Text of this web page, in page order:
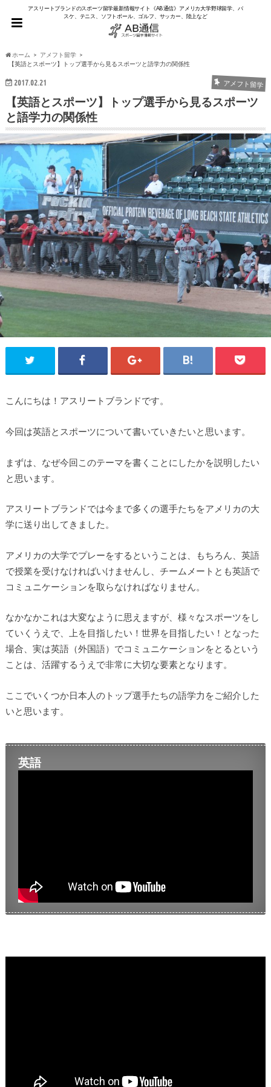
アスリートブランドのスポーツ留学最新情報サイト《AB通信》アメリカ大学野球留学、バ
スケ、テニス、ソフトボール、ゴルフ、サッカー、陸上など
ホーム
アメフト留学
【英語とスポーツ】トップ選手から見るスポーツと語学力の関係性
2017.02.21 アメフト留学
【英語とスポーツ】トップ選手から見るスポーツ
と語学力の関係性
こんにちは！アスリートブランドです。
今回は英語とスポーツについて書いていきたいと思います。
まずは、なぜ今回このテーマを書くことにしたかを説明したい
と思います。
アスリートブランドでは今まで多くの選手たちをアメリカの大
学に送り出してきました。
アメリカの大学でプレーをするということは、もちろん、英語
で授業を受けなければいけませんし、チームメートとも英語で
コミュニケーションを取らなければなりません。
なかなかこれは大変なように思えますが、様々なスポーツをし
ていくうえで、上を目指したい！世界を目指したい！となった
場合、実は英語（外国語）でコミュニケーションをとるという
ことは、活躍するうえで非常に大切な要素となります。
ここでいくつか日本人のトップ選手たちの語学力をご紹介した
いと思います。
英語